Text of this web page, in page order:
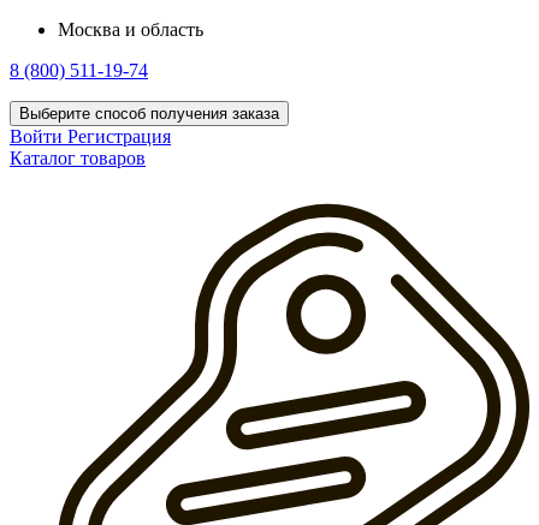
Москва и область
8 (800) 511-19-74
Выберите способ получения заказа
Войти Регистрация
Каталог товаров